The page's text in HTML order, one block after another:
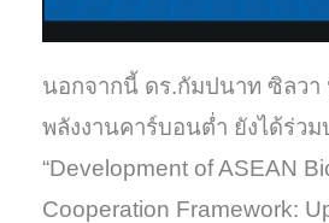
นอกจากนี้ ดร.กัมปนาท ซิลวา
พลังงานคาร์บอนต่ำ ยังได้ร่ว
“Development of ASEAN
Cooperation Framework: